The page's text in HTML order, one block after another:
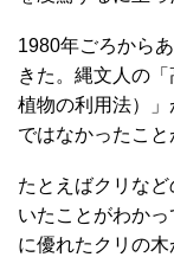
1980年ごろから
きた。縄文人の
植物の利用法）
ではなかったこと
たとえばクリな
いたことがわか
に優れたクリの